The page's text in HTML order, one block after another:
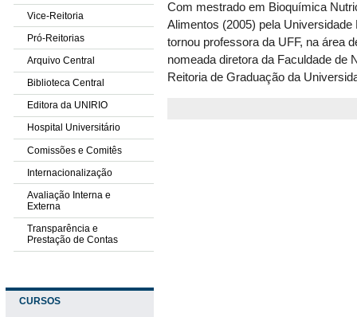
Vice-Reitoria
Pró-Reitorias
Arquivo Central
Biblioteca Central
Editora da UNIRIO
Hospital Universitário
Comissões e Comitês
Internacionalização
Avaliação Interna e
Externa
Transparência e
Prestação de Contas
CURSOS
Com mestrado em Bioquímica
Alimentos (2005) pela
tornou professora da UFF, na área
nomeada diretora da Faculdade de
Reitoria de Graduação da